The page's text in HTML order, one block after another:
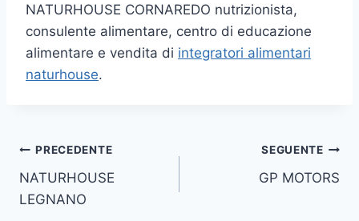
NATURHOUSE CORNAREDO nutrizionista,
consulente alimentare, centro di educazione
alimentare e vendita di integratori alimentari
naturhouse.
Navigazione
articoli
PRECEDENTE
NATURHOUSE
LEGNANO
SEGUENTE
GP MOTORS